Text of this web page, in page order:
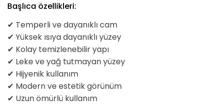
Başlıca özellikleri:
✔ Temperli ve dayanıklı cam
✔ Yüksek ısıya dayanıklı yüzey
✔ Kolay temizlenebilir yapı
✔ Leke ve yağ tutmayan yüzey
✔ Hijyenik kullanım
✔ Modern ve estetik görünüm
✔ Uzun ömürlü kullanım